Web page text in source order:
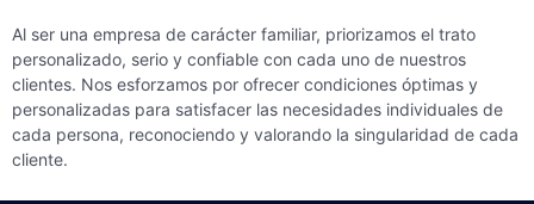
Al ser una empresa de carácter familiar, priorizamos el trato
personalizado, serio y confiable con cada uno de nuestros
clientes. Nos esforzamos por ofrecer condiciones óptimas y
personalizadas para satisfacer las necesidades individuales de
cada persona, reconociendo y valorando la singularidad de cada
cliente.